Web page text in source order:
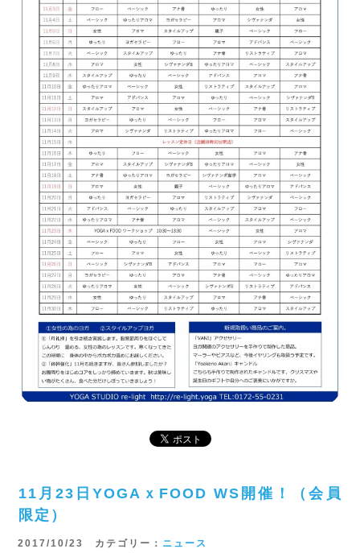
11月23日YOGAｘFOOD WS開催！（会員
限定）
2017/10/23 カテゴリー： ニュース